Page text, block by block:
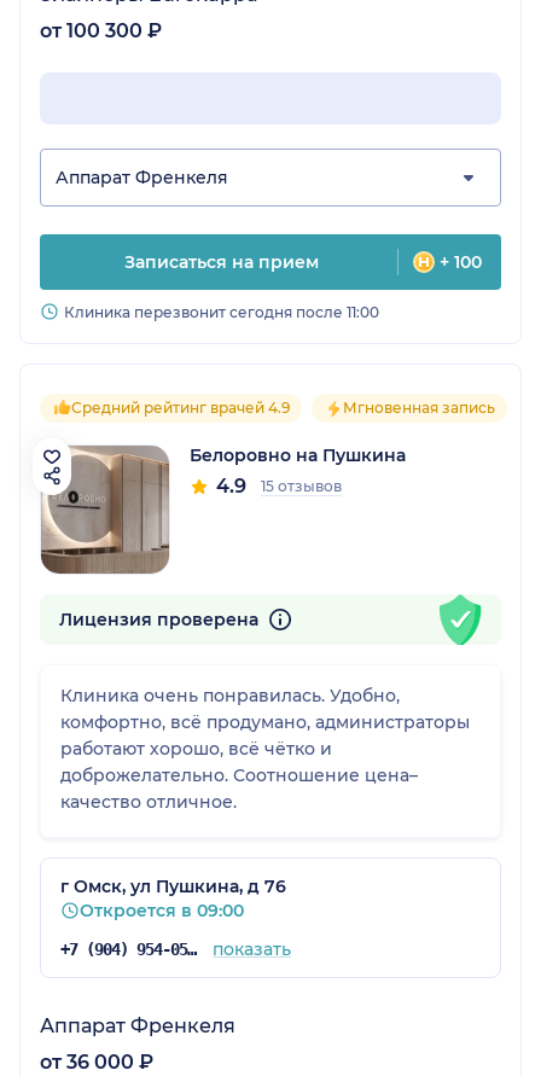
от 100 300 ₽
Аппарат Френкеля
Записаться на прием + 100
Клиника перезвонит сегодня после 11:00
Средний рейтинг врачей 4.9 Мгновенная запись
Белоровно на Пушкина
4.9 15 отзывов
Лицензия проверена
Клиника очень понравилась. Удобно,
комфортно, всё продумано, администраторы
работают хорошо, всё чётко и
доброжелательно. Соотношение цена–
качество отличное.
г Омск, ул Пушкина, д 76
Откроется в 09:00
+7 (904) 954-05-61 показать
Аппарат Френкеля
от 36 000 ₽